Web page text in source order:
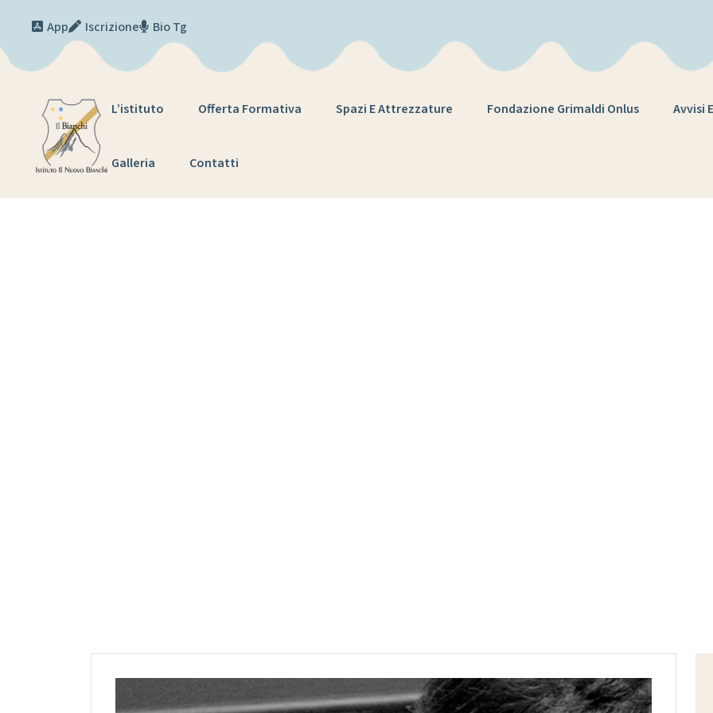
App
Iscrizione Bio Tg
L’istituto Offerta Formativa Spazi E Attrezzature Fondazione Grimaldi Onlus Avvisi
Galleria Contatti